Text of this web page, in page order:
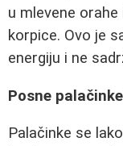
u mlevene
korpice. Ovo je
energiju i ne
Posne
Palačinke se